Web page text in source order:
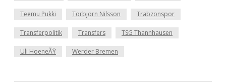
Teemu Pukki Torbjörn Nilsson Trabzonspor
Transferpolitik Transfers TSG Thannhausen
Uli HoeneÃŸ Werder Bremen